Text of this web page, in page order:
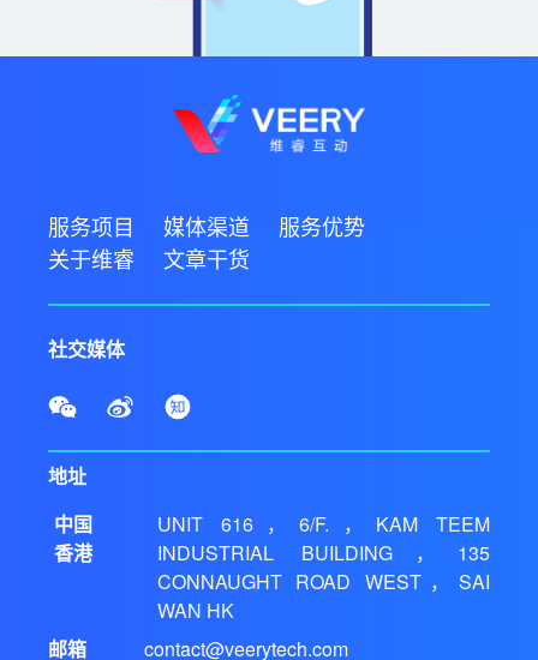
服务项目 媒体渠道
服务优势
关于维睿
文章干货
地址
中国
香港
UNIT 616，6/F.，KAM TEEM
INDUSTRIAL BUILDING，135
CONNAUGHT ROAD WEST，SAI
WAN HK
邮箱
contact@veerytech.com
社交媒体